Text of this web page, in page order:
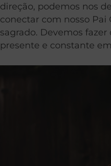
direção, podemos nos
conectar com nosso
sagrado. Devemos
presente e constante